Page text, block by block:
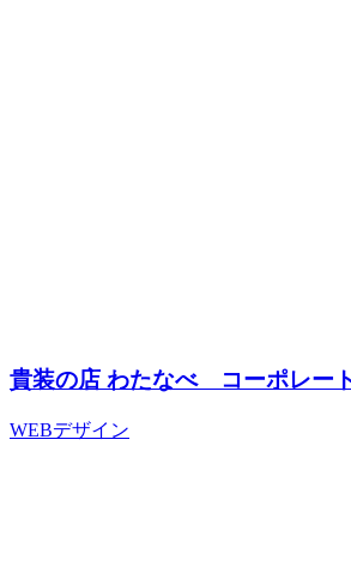
貴装の店 わたなべ コーポレー
WEBデザイン